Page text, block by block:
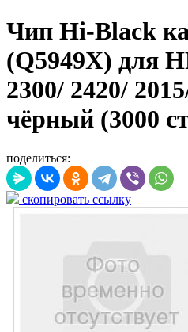
Чип Hi-Black
(Q5949X) для
2300/ 2420/
чёрный (3000
поделиться:
скопировать ссылку